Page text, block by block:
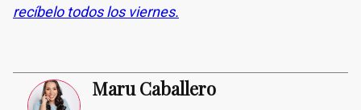
recíbelo todos los viernes.
Maru Caballero